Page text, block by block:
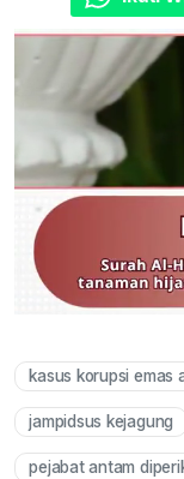
kasus korupsi emas
jampidsus kejagung
pejabat antam